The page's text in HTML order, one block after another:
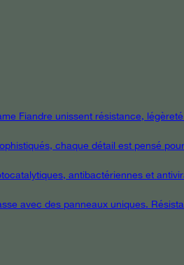
Fiandre unissent résistance,
chaque détail est pensé
antibactériennes et
avec des panneaux uniques.